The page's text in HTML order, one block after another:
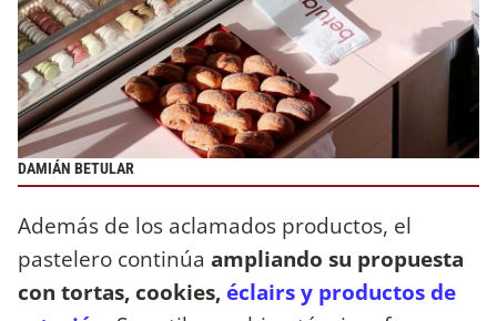
DAMIÁN BETULAR
Además de los aclamados productos, el
pastelero continúa ampliando su propuesta
con tortas, cookies, éclairs y productos de